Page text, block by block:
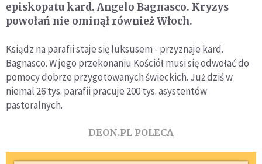
episkopatu kard. Angelo Bagnasco. Kryzys
powołań nie ominął również Włoch.
Ksiądz na parafii staje się luksusem - przyznaje kard.
Bagnasco. W jego przekonaniu Kościół musi się odwołać do
pomocy dobrze przygotowanych świeckich. Już dziś w
niemal 26 tys. parafii pracuje 200 tys. asystentów
pastoralnych.
DEON.PL POLECA